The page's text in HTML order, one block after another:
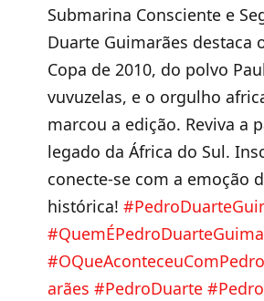
Submarina Consciente e
Duarte Guimarães destaca
Copa de 2010, do polvo
vuvuzelas, e o orgulho
marcou a edição. Reviva a
legado da África do Sul.
conecte-se com a emoção
histórica!
arães #PedroDuarte